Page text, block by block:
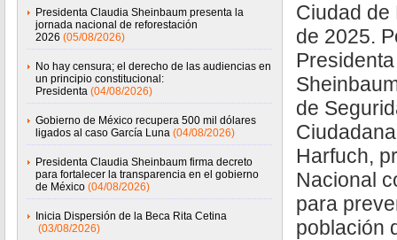
Presidenta Claudia Sheinbaum presenta la
jornada nacional de reforestación
2026 (05/08/2026)
No hay censura; el derecho de las audiencias en
un principio constitucional:
Presidenta (04/08/2026)
Gobierno de México recupera 500 mil dólares
ligados al caso García Luna (04/08/2026)
Presidenta Claudia Sheinbaum firma decreto
para fortalecer la transparencia en el gobierno
de México (04/08/2026)
Inicia Dispersión de la Beca Rita Cetina
(03/08/2026)
Ciudad de
de 2025.
de
Harfuch,
Nacional
para
población